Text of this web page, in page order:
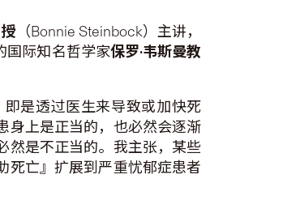
（Bonnie Steinbock）主讲，
国际知名哲学家保罗·韦斯曼教
是透过医生来导致或加快死
身上是正当的，也必然会逐渐
然是不正当的。我主张，某些
死亡』扩展到严重忧郁症患者